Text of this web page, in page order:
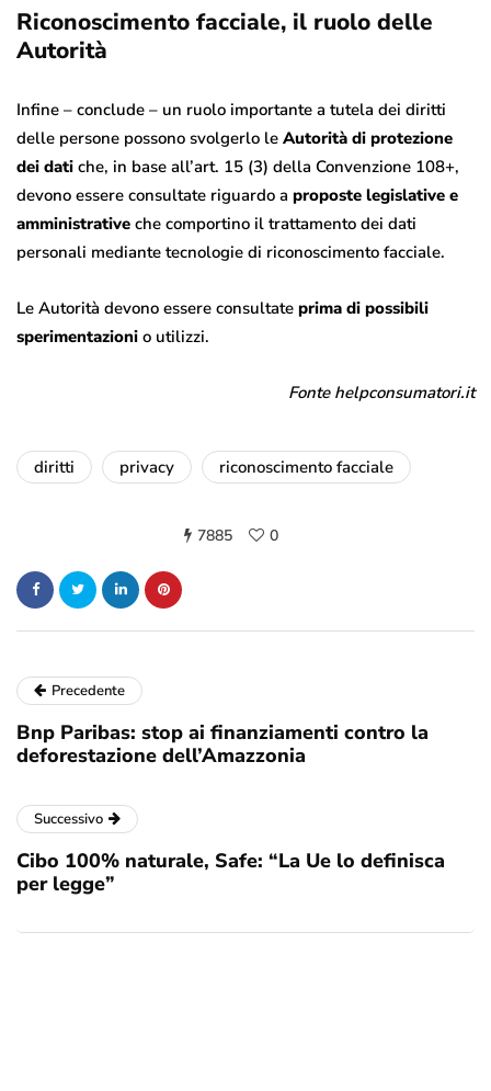
Riconoscimento facciale, il ruolo delle
Autorità
Infine – conclude – un ruolo importante a tutela dei diritti
delle persone possono svolgerlo le Autorità di protezione
dei dati che, in base all’art. 15 (3) della Convenzione 108+,
devono essere consultate riguardo a proposte legislative e
amministrative che comportino il trattamento dei dati
personali mediante tecnologie di riconoscimento facciale.
Le Autorità devono essere consultate prima di possibili
sperimentazioni o utilizzi.
Fonte helpconsumatori.it
diritti privacy riconoscimento facciale
7885 0
Precedente
Bnp Paribas: stop ai finanziamenti contro la
deforestazione dell’Amazzonia
Successivo
Cibo 100% naturale, Safe: “La Ue lo definisca
per legge”